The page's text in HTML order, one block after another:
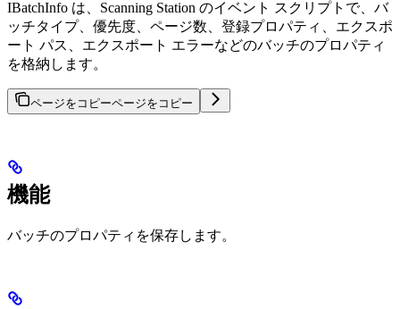
IBatchInfo は、Scanning Station のイベント スクリプトで、バ
ッチタイプ、優先度、ページ数、登録プロパティ、エクスポ
ート パス、エクスポート エラーなどのバッチのプロパティ
を格納します。
ページをコピーページをコピー
機能
バッチのプロパティを保存します。